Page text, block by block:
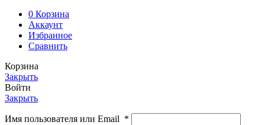
0 Корзина
Аккаунт
Избранное
Сравнить
Корзина
Закрыть
Войти
Закрыть
Имя пользователя или Email *